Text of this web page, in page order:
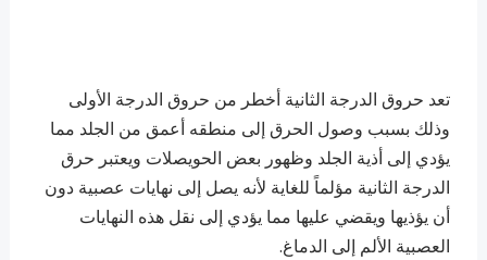
تعد حروق الدرجة الثانية أخطر من حروق الدرجة الأولى
وذلك بسبب وصول الحرق إلى منطقه أعمق من الجلد مما
يؤدي إلى أذية الجلد وظهور بعض الحويصلات ويعتبر حرق
الدرجة الثانية مؤلماً للغاية لأنه يصل إلى نهايات عصبية دون
أن يؤذيها ويقضي عليها مما يؤدي إلى نقل هذه النهايات
العصبية الألم إلى الدماغ.